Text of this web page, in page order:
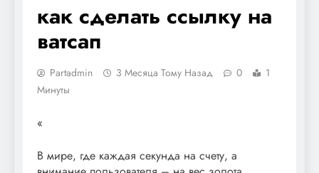
как сделать ссылку на
ватсап
Partadmin 3 Месяца Тому Назад 0
1
Минуты
«
В мире, где каждая секунда на счету, а